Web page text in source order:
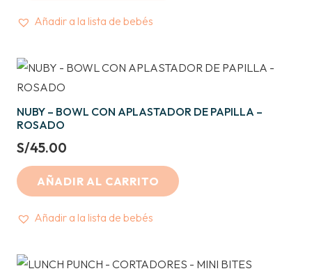
Añadir a la lista de bebés
NUBY – BOWL CON APLASTADOR DE PAPILLA –
ROSADO
S/45.00
AÑADIR AL CARRITO
Añadir a la lista de bebés